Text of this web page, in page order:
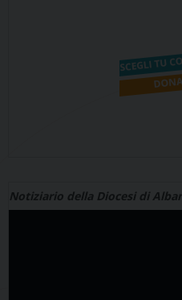
Notiziario della Diocesi di